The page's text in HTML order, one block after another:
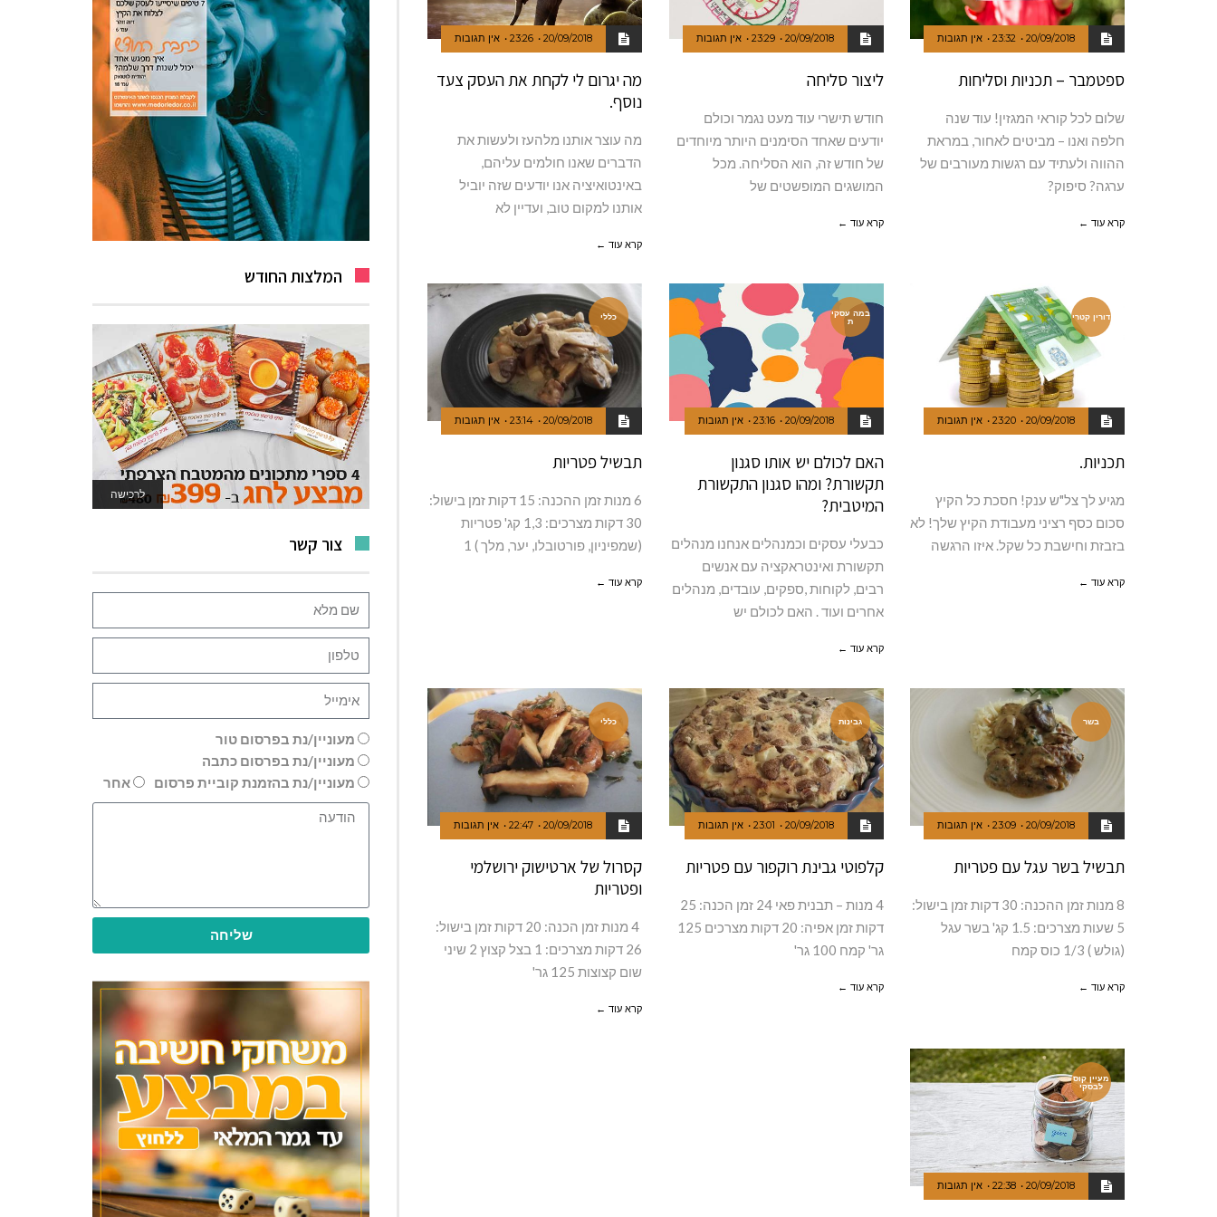
20/09/2018
23:32 אין תגובות
ספטמבר – תכניות וסליחות
שלום לכל קוראי המגזין! עוד שנה
חלפה ואנו – מביטים לאחור, במראת
ההווה ולעתיד עם רגשות מעורבים של
ערגה? סיפוק?
קרא עוד ←
20/09/2018
23:29 אין תגובות
ליצור סליחה
חודש תישרי עוד מעט נגמר וכולם
יודעים שאחד הסימנים היותר מיוחדים
של חודש זה, הוא הסליחה. מכל
המושגים המופשטים של
קרא עוד ←
20/09/2018
23:26 אין תגובות
מה יגרום לי לקחת את העסק צעד
נוסף.
מה עוצר אותנו מלהעז ולעשות את
הדברים שאנו חולמים עליהם,
באינטואיציה אנו יודעים שזה יוביל
אותנו למקום טוב, ועדיין לא
קרא עוד ←
דורין קטרי
20/09/2018
23:20 אין תגובות
תכניות.
מגיע לך צל"ש ענק! חסכת כל הקיץ
סכום כסף רציני מעבודת הקיץ שלך! לא
בזבזת וחישבת כל שקל. איזו הרגשה
קרא עוד ←
במה עסקי
ת
20/09/2018
23:16 אין תגובות
האם לכולם יש אותו סגנון
תקשורת? ומהו סגנון התקשורת
המיטבית?
כבעלי עסקים וכמנהלים אנחנו מנהלים
תקשורת ואינטראקציה עם אנשים
רבים, לקוחות ,ספקים, עובדים, מנהלים
אחרים ועוד . האם לכולם יש
קרא עוד ←
כללי
20/09/2018
23:14 אין תגובות
תבשיל פטריות
6 מנות זמן ההכנה: 15 דקות זמן בישול:
30 דקות מצרכים: 1,3 קג' פטריות
(שמפיניון, פורטובלו, יער, מלך ) 1
קרא עוד ←
בשר
20/09/2018
23:09 אין תגובות
תבשיל בשר עגל עם פטריות
8 מנות זמן ההכנה: 30 דקות זמן בישול:
5 שעות מצרכים: 1.5 קג' בשר עגל
(גולש ) 1/3 כוס קמח
קרא עוד ←
גבינות
20/09/2018
23:01 אין תגובות
קלפוטי גבינת רוקפור עם פטריות
4 מנות – תבנית פאי 24 זמן הכנה: 25
דקות זמן אפיה: 20 דקות מצרכים 125
גר' קמח 100 גר'
קרא עוד ←
כללי
20/09/2018
22:47 אין תגובות
קסרול של ארטישוק ירושלמי
ופטריות
4 מנות זמן הכנה: 20 דקות זמן בישול:
26 דקות מצרכים: 1 בצל קצוץ 2 שיני
שום קצוצות 125 גר'
קרא עוד ←
מעיין קוס
לבסקי
20/09/2018
22:38 אין תגובות
המלצות החודש
לרכישה
לאתר המשחקים
צור קשר
מעוניין/נת בפרסום טור
מעוניין/נת בפרסום כתבה
מעוניין/נת בהזמנת קוביית פרסום
אחר
שליחה